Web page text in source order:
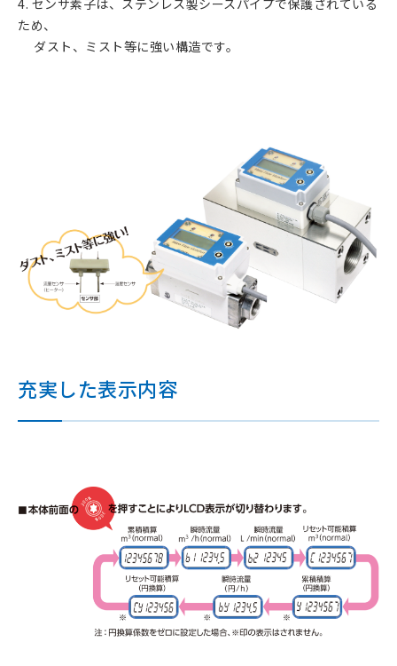
4. センサ素子は、ステンレス製シースパイプで保護されている
ため、
ダスト、ミスト等に強い構造です。
充実した表示内容